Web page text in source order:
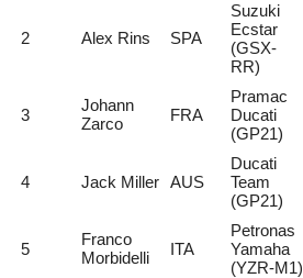
2 Alex Rins SPA
Suzuki
Ecstar
(GSX-
RR)
3
Johann
Zarco
FRA
Pramac
Ducati
(GP21)
4 Jack Miller AUS
Ducati
Team
(GP21)
5
Franco
Morbidelli
ITA
Petronas
Yamaha
(YZR-M1)